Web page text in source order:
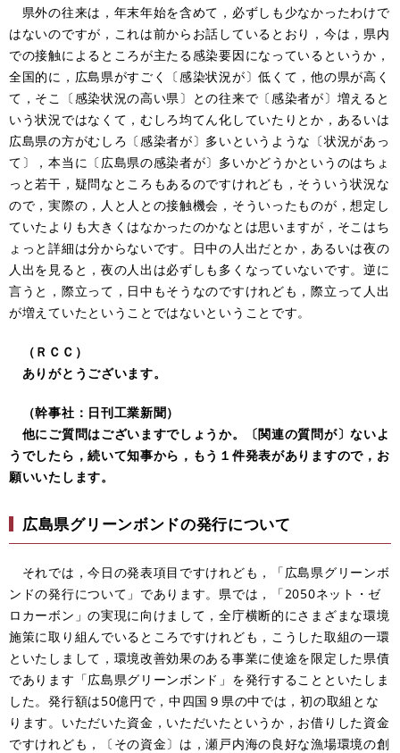
県外の往来は，年末年始を含めて，必ずしも少なかったわけで
はないのですが，これは前からお話しているとおり，今は，県内
での接触によるところが主たる感染要因になっているというか，
全国的に，広島県がすごく〔感染状況が〕低くて，他の県が高く
て，そこ〔感染状況の高い県〕との往来で〔感染者が〕増えると
いう状況ではなくて，むしろ均てん化していたりとか，あるいは
広島県の方がむしろ〔感染者が〕多いというような〔状況があっ
て〕，本当に〔広島県の感染者が〕多いかどうかというのはちょ
っと若干，疑問なところもあるのですけれども，そういう状況な
ので，実際の，人と人との接触機会，そういったものが，想定し
ていたよりも大きくはなかったのかなとは思いますが，そこはち
ょっと詳細は分からないです。日中の人出だとか，あるいは夜の
人出を見ると，夜の人出は必ずしも多くなっていないです。逆に
言うと，際立って，日中もそうなのですけれども，際立って人出
が増えていたということではないということです。
（ＲＣＣ）
ありがとうございます。
（幹事社：日刊工業新聞）
他にご質問はございますでしょうか。〔関連の質問が〕ないよ
うでしたら，続いて知事から，もう１件発表がありますので，お
願いいたします。
広島県グリーンボンドの発行について
それでは，今日の発表項目ですけれども，「広島県グリーンボ
ンドの発行について」であります。県では，「2050ネット・ゼ
ロカーボン」の実現に向けまして，全庁横断的にさまざまな環境
施策に取り組んでいるところですけれども，こうした取組の一環
といたしまして，環境改善効果のある事業に使途を限定した県債
であります「広島県グリーンボンド」を発行することといたしま
した。発行額は50億円で，中四国９県の中では，初の取組とな
ります。いただいた資金，いただいたというか，お借りした資金
ですけれども，〔その資金〕は，瀬戸内海の良好な漁場環境の創